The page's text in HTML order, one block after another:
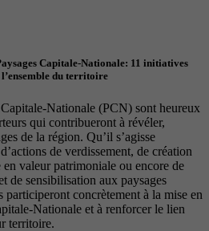
Capitale-Nationale: 11 initiatives
l’ensemble du territoire
Nationale (PCN) sont heureux
qui contribueront à révéler,
de la région. Qu’il s’agisse
de verdissement, de création
en valeur patrimoniale ou encore de
de sensibilisation aux paysages
participeront concrètement à la mise en
Nationale et à renforcer le lien
territoire.